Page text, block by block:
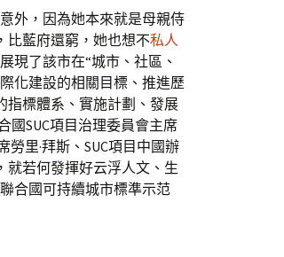
外，因為她本來就是母親侍
比藍府還窮，她也想不私人
現了該市在“城市、社區、
化建設的相關目標、推進歷
指標體系、實施計劃、發展
國SUC項目治理委員會主席
里·拜斯、SUC項目中國辦
就若何發揮好云浮人文、生
合國可持續城市標準示范